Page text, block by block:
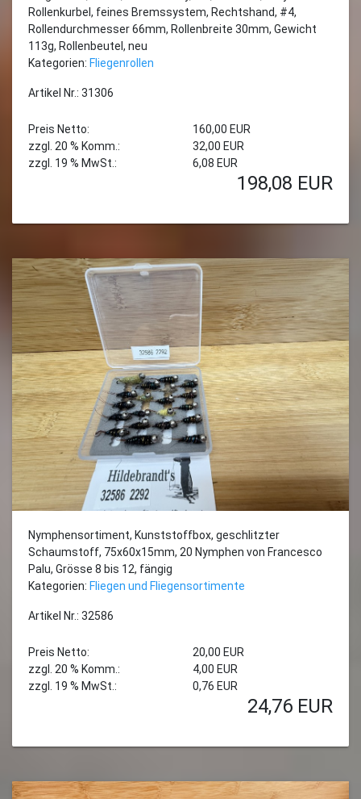
Rollenkurbel, feines Bremssystem, Rechtshand, #4,
Rollendurchmesser 66mm, Rollenbreite 30mm, Gewicht
113g, Rollenbeutel, neu
Kategorien: Fliegenrollen
Artikel Nr.: 31306
Preis Netto:
160,00 EUR
zzgl. 20 % Komm.:
32,00 EUR
zzgl. 19 % MwSt.:
6,08 EUR
198,08 EUR
Nymphensortiment, Kunststoffbox, geschlitzter
Schaumstoff, 75x60x15mm, 20 Nymphen von Francesco
Palu, Grösse 8 bis 12, fängig
Kategorien: Fliegen und Fliegensortimente
Artikel Nr.: 32586
Preis Netto:
20,00 EUR
zzgl. 20 % Komm.:
4,00 EUR
zzgl. 19 % MwSt.:
0,76 EUR
24,76 EUR